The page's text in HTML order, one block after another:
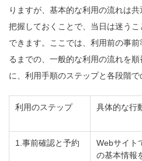
りますが、基本的な利用の流れは
把握しておくことで、当日は迷う
できます。ここでは、利用前の事
るまでの、一般的な利用の流れを
に、利用手順のステップと各段階で
利用のステップ 具体的な行
1.事前確認と予約
Webサイト
の基本情報